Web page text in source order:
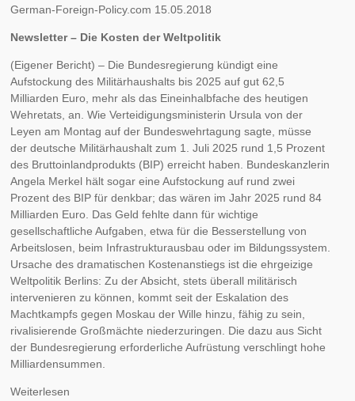
German-Foreign-Policy.com 15.05.2018
Newsletter – Die Kosten der Weltpolitik
(Eigener Bericht) – Die Bundesregierung kündigt eine
Aufstockung des Militärhaushalts bis 2025 auf gut 62,5
Milliarden Euro, mehr als das Eineinhalbfache des heutigen
Wehretats, an. Wie Verteidigungsministerin Ursula von der
Leyen am Montag auf der Bundeswehrtagung sagte, müsse
der deutsche Militärhaushalt zum 1. Juli 2025 rund 1,5 Prozent
des Bruttoinlandprodukts (BIP) erreicht haben. Bundeskanzlerin
Angela Merkel hält sogar eine Aufstockung auf rund zwei
Prozent des BIP für denkbar; das wären im Jahr 2025 rund 84
Milliarden Euro. Das Geld fehlte dann für wichtige
gesellschaftliche Aufgaben, etwa für die Besserstellung von
Arbeitslosen, beim Infrastrukturausbau oder im Bildungssystem.
Ursache des dramatischen Kostenanstiegs ist die ehrgeizige
Weltpolitik Berlins: Zu der Absicht, stets überall militärisch
intervenieren zu können, kommt seit der Eskalation des
Machtkampfs gegen Moskau der Wille hinzu, fähig zu sein,
rivalisierende Großmächte niederzuringen. Die dazu aus Sicht
der Bundesregierung erforderliche Aufrüstung verschlingt hohe
Milliardensummen.
Weiterlesen